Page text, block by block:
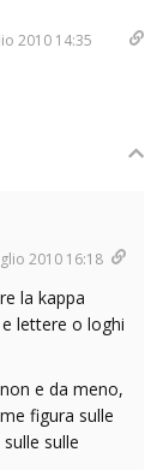
2010 14:35
2010 16:18
la kappa
lettere o loghi
e da meno,
figura sulle
sulle